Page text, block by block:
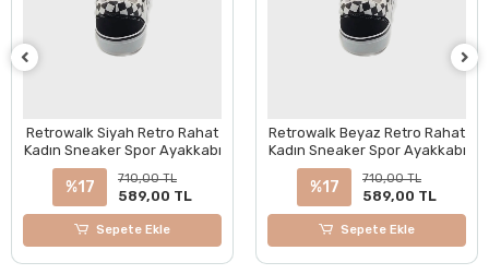
Retrowalk Siyah Retro Rahat
Kadın Sneaker Spor Ayakkabı
%17 710,00 TL
589,00 TL
Sepete Ekle
Retrowalk Beyaz Retro Rahat
Kadın Sneaker Spor Ayakkabı
%17 710,00 TL
589,00 TL
Sepete Ekle